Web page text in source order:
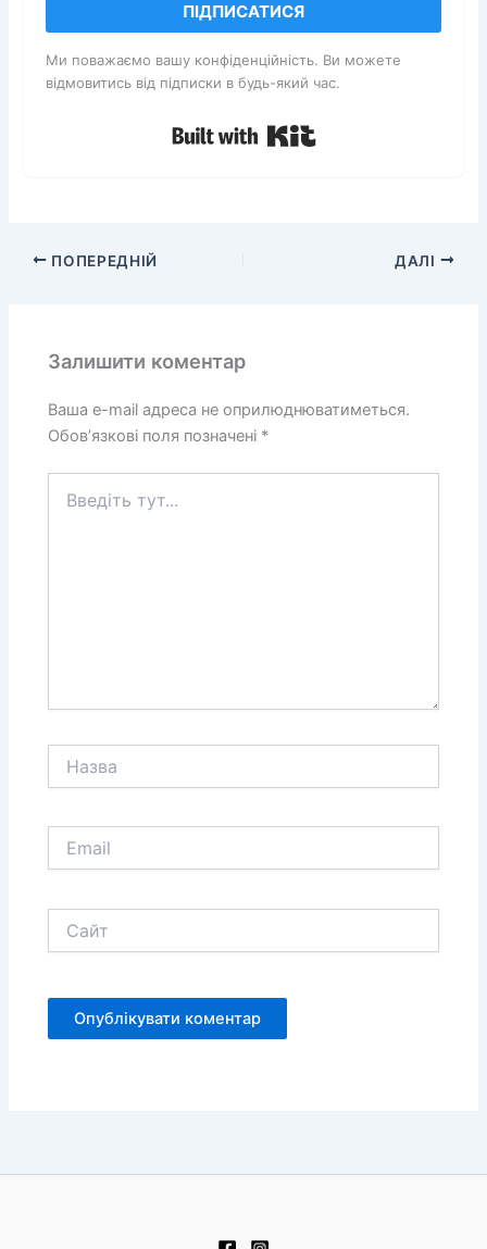
ПІДПИСАТИСЯ
Ми поважаємо вашу конфіденційність. Ви можете
відмовитись від підписки в будь-який час.
ПОПЕРЕДНІЙ ДАЛІ
Залишити коментар
Ваша e-mail адреса не оприлюднюватиметься.
Обов’язкові поля позначені *
тут...